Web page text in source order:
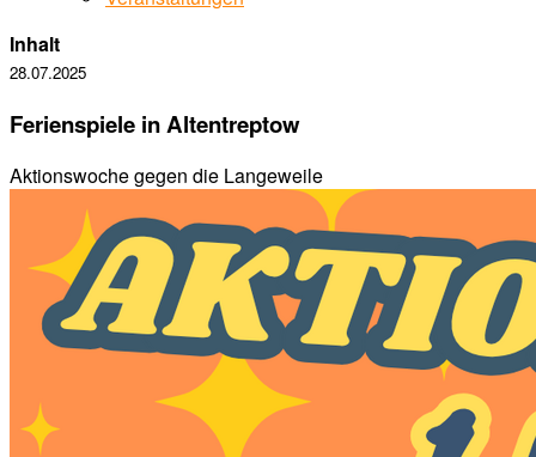
Inhalt
28.07.2025
Ferienspiele in Altentreptow
Aktionswoche gegen die Langeweile